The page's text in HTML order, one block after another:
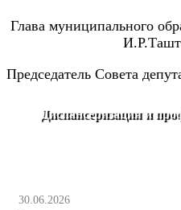
Глава
Председатель Совета
Диспансеризация и
30.06.2026